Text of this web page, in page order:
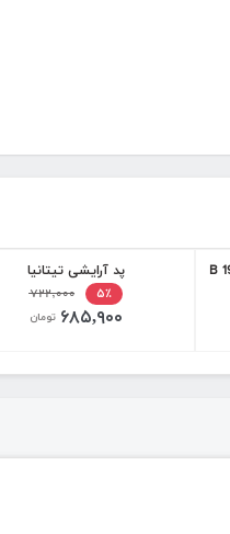
پد آرایشی تیتانیا
۵٪
۷۲۲,۰۰۰
۶۸۵,۹۰۰ تومان